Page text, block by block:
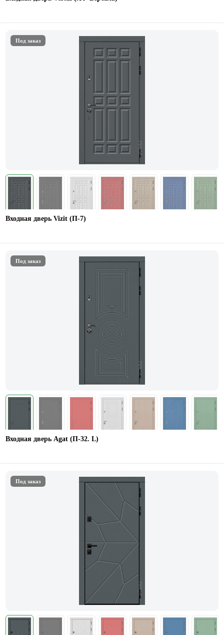
Под заказ
Входная дверь Vizit (П-7)
Под заказ
Входная дверь Agat (П-32. L)
Под заказ